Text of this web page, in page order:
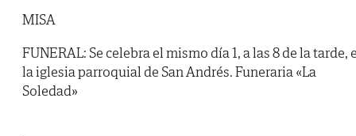
MISA
FUNERAL: Se celebra el mismo día 1, a las 8 de la tarde,
la iglesia parroquial de San Andrés. Funeraria «La
Soledad»